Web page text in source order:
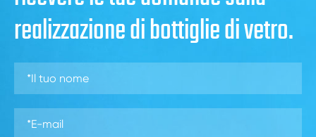
realizzazione di bottiglie di vetro.